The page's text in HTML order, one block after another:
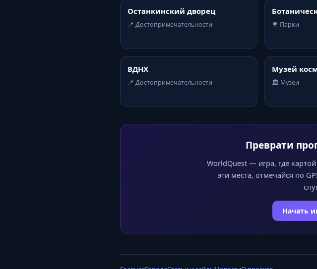
Останкинский дворец
📍 Достопримечательности 🌳 Парки
ВДНХ
📍 Достопримечательности
Музей
🏛️ Музеи
Преврати
WorldQuest — игра, где
эти места, отмечайся по
Начать